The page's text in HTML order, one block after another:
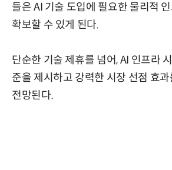
들은 AI 기술 도입에 필요한 물리적
확보할 수 있게 된다.
단순한 기술 제휴를 넘어, AI 인프라
준을 제시하고 강력한 시장 선점 효
전망된다.